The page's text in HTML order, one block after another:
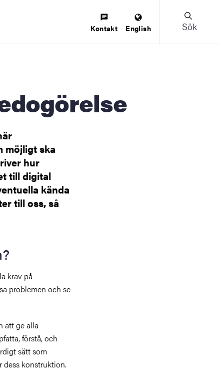
Kontakt English Sök
möjligt ska
hur
till digital
kända
till oss, så
krav på
problemen och se
att ge alla
förstå, och
sätt som
dess konstruktion.